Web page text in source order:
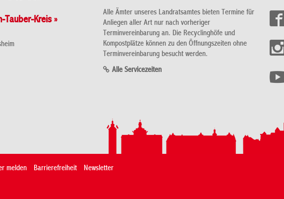
Tauber-Kreis »
Alle Ämter unseres Landratsamtes bieten Termine für
Anliegen aller Art nur nach vorheriger
Terminvereinbarung an. Die Recyclinghöfe und
Kompostplätze können zu den Öffnungszeiten ohne
Terminvereinbarung besucht werden.
Alle Servicezeiten
melden Barrierefreiheit Newsletter